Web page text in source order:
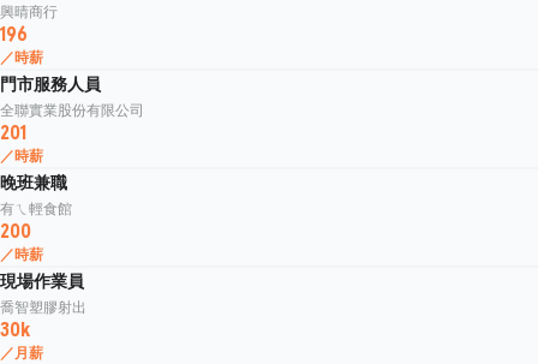
興晴商行
196
／時薪
門市服務人員
全聯實業股份有限公司
201
／時薪
晚班兼職
有ㄟ輕食館
200
／時薪
現場作業員
喬智塑膠射出
30k
／月薪